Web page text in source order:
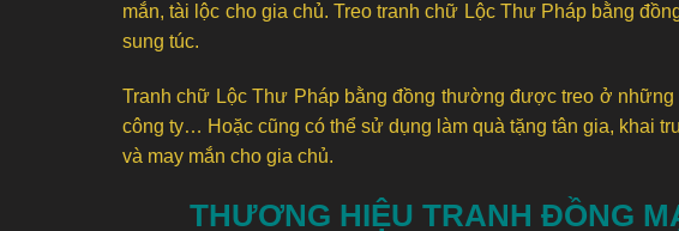
mắn, tài lộc cho gia chủ. Treo tranh chữ Lộc Thư Pháp bằng
sung túc.
Tranh chữ Lộc Thư Pháp bằng đồng thường được treo ở
công ty… Hoặc cũng có thể sử dụng làm quà tặng tân gia, khai
và may mắn cho gia chủ.
THƯƠNG HIỆU TRANH ĐỒNG